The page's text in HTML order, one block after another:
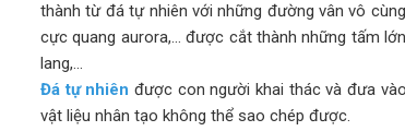
thành từ đá tự nhiên với những đường vân vô
cực quang aurora,… được cắt thành những tấm
lang,…
Đá tự nhiên được con người khai thác và đưa
vật liệu nhân tạo không thể sao chép được.